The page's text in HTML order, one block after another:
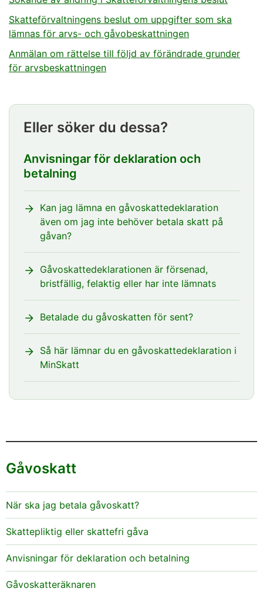
Observera följande:
Det ackumuleras dröjsmålsränta på skatten också
under avbrottet. Ränta ackumuleras från och med
betalningsdagen. Räntebeloppet kan ändras när
omprövningsbegäran har behandlats.
Skatten syns på skatteskuldsintyget efter
förfallodagen även om verkställigheten har
avbrutits. Intyget innehåller dock en uppgift om
avbrottet.
Om Skatteförvaltningen avslår din
omprövningsbegäran upphör avbrytandet av
verkställigheten. Då kan Skatteförvaltningen skicka
obetalda skatter till utsökning.
Läs mer i den detaljerade skatteanvisningen:
Avbrytande av verkställighet
Skatteförvaltningens beslut om uppgifter som ska
lämnas för arvs- och gåvobeskattningen
Anmälan om rättelse till följd av förändrade grunder
för arvsbeskattningen
Eller söker du dessa?
Anvisningar för deklaration och
betalning
Kan jag lämna en gåvoskattedeklaration
även om jag inte behöver betala skatt på
gåvan?
Gåvoskattedeklarationen är försenad,
bristfällig, felaktig eller har inte lämnats
Betalade du gåvoskatten för sent?
Så här lämnar du en gåvoskattedeklaration i
MinSkatt
Gåvoskatt
När ska jag betala gåvoskatt?
Skattepliktig eller skattefri gåva
Anvisningar för deklaration och betalning
Gåvoskatteräknaren